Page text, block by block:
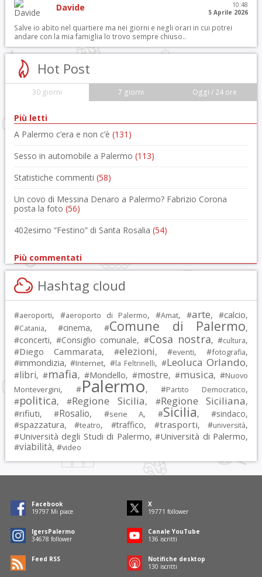
Davide
10:48
5 Aprile 2026
Salve io abito nel quartiere ma nei giorni e negli orari in cui potrei
andare con la mia famiglia lo trovo sempre chiuso..
Hot Post
30 giorni 7 giorni Oggi / 24 ore
Più letti
A Palermo c’era e non c’è (131)
Sesso in automobile a Palermo (113)
Statistiche commenti (58)
Un covo di Messina Denaro a Palermo? Fabrizio Corona
posta la foto (56)
402esimo “Festino” di Santa Rosalia (54)
Più commentati
Hashtag cloud
#aeroporti, #aeroporto di Palermo, #Amat, #arte, #calcio,
#Catania, #cinema, #Comune di Palermo,
#concerti, #Consiglio comunale, #Cosa nostra, #cultura,
#Diego Cammarata, #elezioni, #eventi, #fotografia,
#immondizia, #Internet, #la Feltrinelli, #Leoluca Orlando,
#libri, #mafia, #Mondello, #mostre, #musica, #Nuovo
Montevergini, #Palermo, #Partito Democratico,
#politica, #Regione Sicilia, #Regione Siciliana,
#rifiuti, #Rosalio, #serie A, #Sicilia, #sindaco,
#spazzatura, #teatro, #traffico, #trasporti, #università,
#Università degli Studi di Palermo, #Università di Palermo,
#viabilità, #video
Facebook
19797 Mi piace
X
19771 follower
IgersPalermo
34678 follower
Canale YouTube
136 iscritti
Feed RSS
Notifiche desktop
130 iscritti